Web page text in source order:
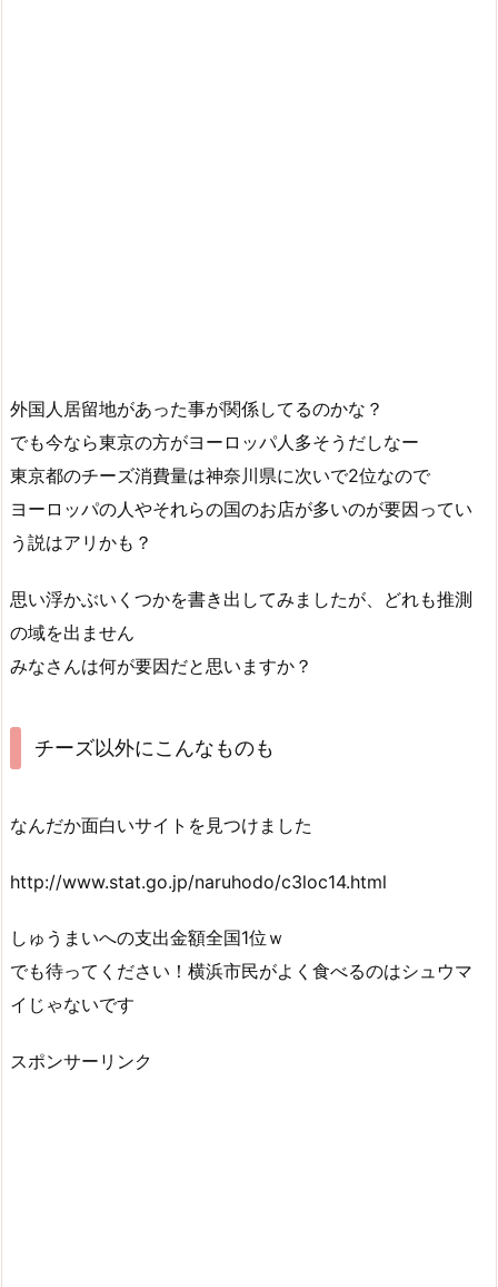
外国人居留地があった事が関係してるのかな？
でも今なら東京の方がヨーロッパ人多そうだしなー
東京都のチーズ消費量は神奈川県に次いで2位なので
ヨーロッパの人やそれらの国のお店が多いのが要因ってい
う説はアリかも？
思い浮かぶいくつかを書き出してみましたが、どれも推測
の域を出ません
みなさんは何が要因だと思いますか？
チーズ以外にこんなものも
なんだか面白いサイトを見つけました
http://www.stat.go.jp/naruhodo/c3loc14.html
しゅうまいへの支出金額全国1位ｗ
でも待ってください！横浜市民がよく食べるのはシュウマ
イじゃないです
スポンサーリンク